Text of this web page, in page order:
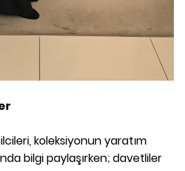
koleksiyonun yaratım
bilgi paylaşırken; davetliler